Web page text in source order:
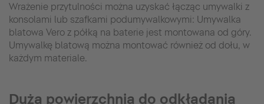
Wrażenie przytulności można uzyskać łącząc umywalki z
konsolami lub szafkami podumywalkowymi: Umywalka
blatowa Vero z półką na baterie jest montowana od góry.
Umywalkę blatową można montować również od dołu, w
każdym materiale.
Duża powierzchnia do odkładania